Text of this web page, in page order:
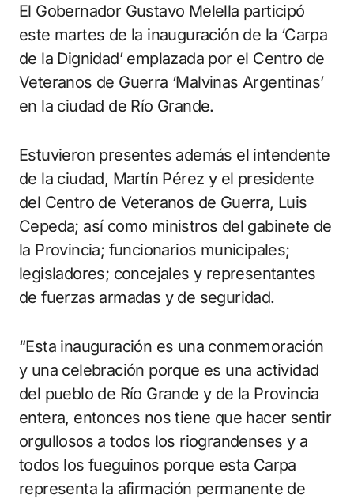
El Gobernador Gustavo Melella participó
este martes de la inauguración de la ‘Carpa
de la Dignidad’ emplazada por el Centro de
Veteranos de Guerra ‘Malvinas Argentinas’
en la ciudad de Río Grande.
Estuvieron presentes además el intendente
de la ciudad, Martín Pérez y el presidente
del Centro de Veteranos de Guerra, Luis
Cepeda; así como ministros del gabinete de
la Provincia; funcionarios municipales;
legisladores; concejales y representantes
de fuerzas armadas y de seguridad.
“Esta inauguración es una conmemoración
y una celebración porque es una actividad
del pueblo de Río Grande y de la Provincia
entera, entonces nos tiene que hacer sentir
orgullosos a todos los riograndenses y a
todos los fueguinos porque esta Carpa
representa la afirmación permanente de